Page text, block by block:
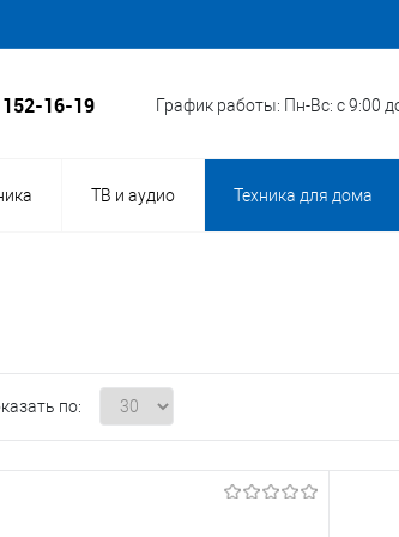
16-19 График работы: Пн-Вс: с 9:00
ТВ и аудио Техника для дома
по: